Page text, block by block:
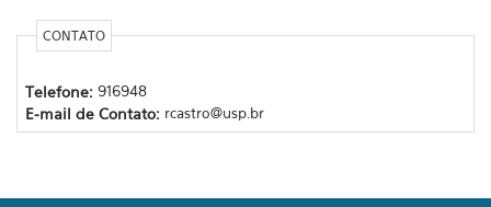
CONTATO
Telefone: 916948
E-mail de Contato: rcastro@usp.br